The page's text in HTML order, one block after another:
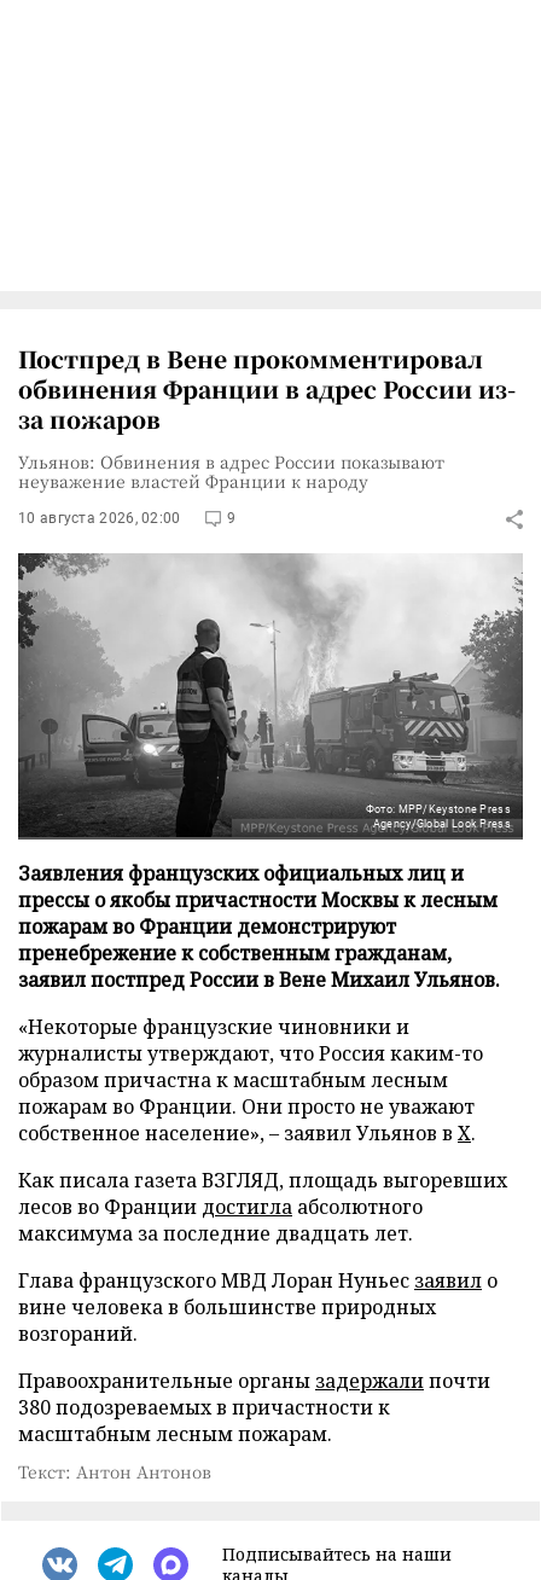
Постпред в Вене прокомментировал
обвинения Франции в адрес России из-
за пожаров
Ульянов: Обвинения в адрес России показывают
неуважение властей Франции к народу
10 августа 2026, 02:00 9
Фото: MPP/Keystone Press
Agency/Global Look Press
Заявления французских официальных лиц и
прессы о якобы причастности Москвы к лесным
пожарам во Франции демонстрируют
пренебрежение к собственным гражданам,
заявил постпред России в Вене Михаил Ульянов.
«Некоторые французские чиновники и
журналисты утверждают, что Россия каким-то
образом причастна к масштабным лесным
пожарам во Франции. Они просто не уважают
собственное население», – заявил Ульянов в X.
Как писала газета ВЗГЛЯД, площадь выгоревших
лесов во Франции достигла абсолютного
максимума за последние двадцать лет.
Глава французского МВД Лоран Нуньес заявил о
вине человека в большинстве природных
возгораний.
Правоохранительные органы задержалипочти
380 подозреваемых в причастности к
масштабным лесным пожарам.
Текст: Антон Антонов
Подписывайтесь на наши